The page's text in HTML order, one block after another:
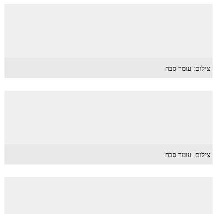
צילום: עומר סבח
צילום: עומר סבח